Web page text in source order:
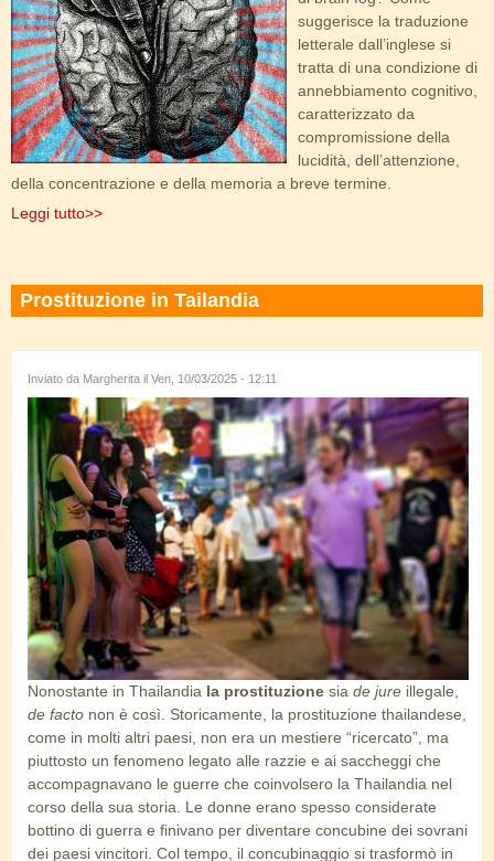
suggerisce la traduzione
letterale dall’inglese si
tratta di una condizione di
annebbiamento cognitivo,
caratterizzato da
compromissione della
lucidità, dell’attenzione,
della concentrazione e della memoria a breve termine.
Leggi tutto>>
jureillegale,de factonon
è così. Storicamente, la
prostituzione thailandese,
come in molti altri paesi,
non era un mestiere
“ricercato”, ma piuttosto
un fenomeno legato alle
razzie e ai saccheggi che accompagnavano le guerre che
coinvolsero la Thailandia nel corso della sua storia.
Prostituzione in Tailandia
Inviato da Margherita il Ven, 10/03/2025 - 12:11
prostituzione_thai.jpg
Nonostante in Thailandia la prostituzione sia de jure illegale,
de facto non è così. Storicamente, la prostituzione thailandese,
come in molti altri paesi, non era un mestiere “ricercato”, ma
piuttosto un fenomeno legato alle razzie e ai saccheggi che
accompagnavano le guerre che coinvolsero la Thailandia nel
corso della sua storia. Le donne erano spesso considerate
bottino di guerra e finivano per diventare concubine dei sovrani
dei paesi vincitori. Col tempo, il concubinaggio si trasformò in